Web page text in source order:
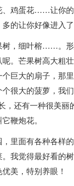
、鸡蛋花……让你
的让你好像进入了
树，细叶榕……。
。芒果树高大粗
巨大的扇子，那
很大的菠萝，我
，还有一种很美丽
鞭炮花。
里面有各种各样
我觉得最好看的
美，特别养眼！